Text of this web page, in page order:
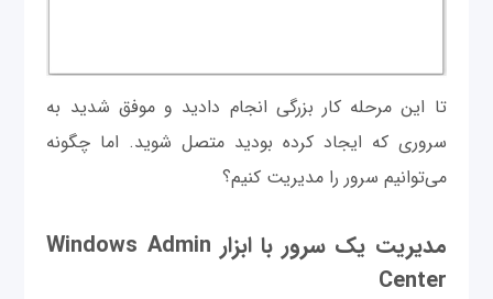
تا این مرحله کار بزرگی انجام دادید و موفق شدید به
سروری که ایجاد کرده بودید متصل شوید. اما چگونه
می‌توانیم سرور را مدیریت کنیم؟
مدیریت یک سرور با ابزار Windows Admin
Center